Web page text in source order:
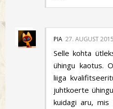
PIA 27. AUGUST
Selle kohta
ühingu kaotus.
liiga
juhtkoerte
kuidagi aru, mis